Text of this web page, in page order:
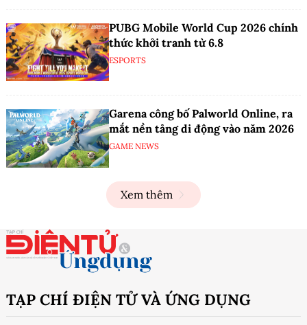
PUBG Mobile World Cup 2026 chính
thức khởi tranh từ 6.8
ESPORTS
Garena công bố Palworld Online, ra
mắt nền tảng di động vào năm 2026
GAME NEWS
Xem thêm
TẠP CHÍ ĐIỆN TỬ VÀ ỨNG DỤNG